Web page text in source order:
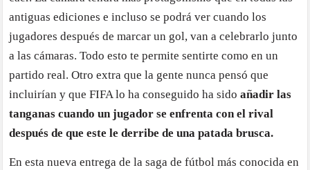
antiguas ediciones e incluso se podrá ver cuando los
jugadores después de marcar un gol, van a celebrarlo junto
a las cámaras. Todo esto te permite sentirte como en un
partido real. Otro extra que la gente nunca pensó que
incluirían y que FIFA lo ha conseguido ha sidoañadir las
tanganas cuando un jugador se enfrenta con el rival
después de que este le derribe de una patada brusca.
En esta nueva entrega de la saga de fútbol más conocida en